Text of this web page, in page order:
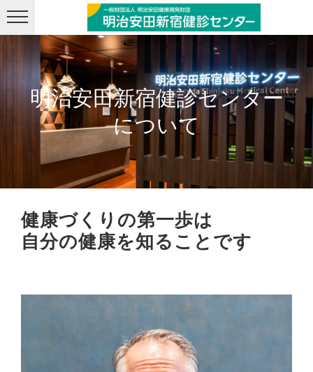
メニューを飛ばして本文へ
明治安田新宿健診センター
について
健康づくりの第一歩は
自分の健康を知ることです